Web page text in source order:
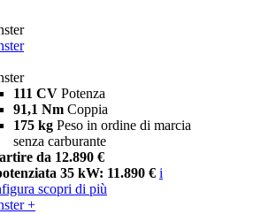
111 CV Potenza
91,1 Nm Coppia
175 kg Peso in ordine di marcia
senza carburante
da 12.890 €
35 kW: 11.890 € i
scopri di più
+